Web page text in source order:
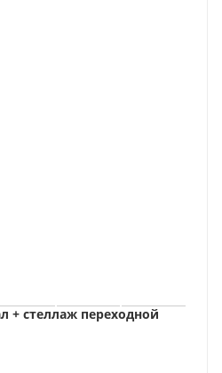
+ стеллаж переходной